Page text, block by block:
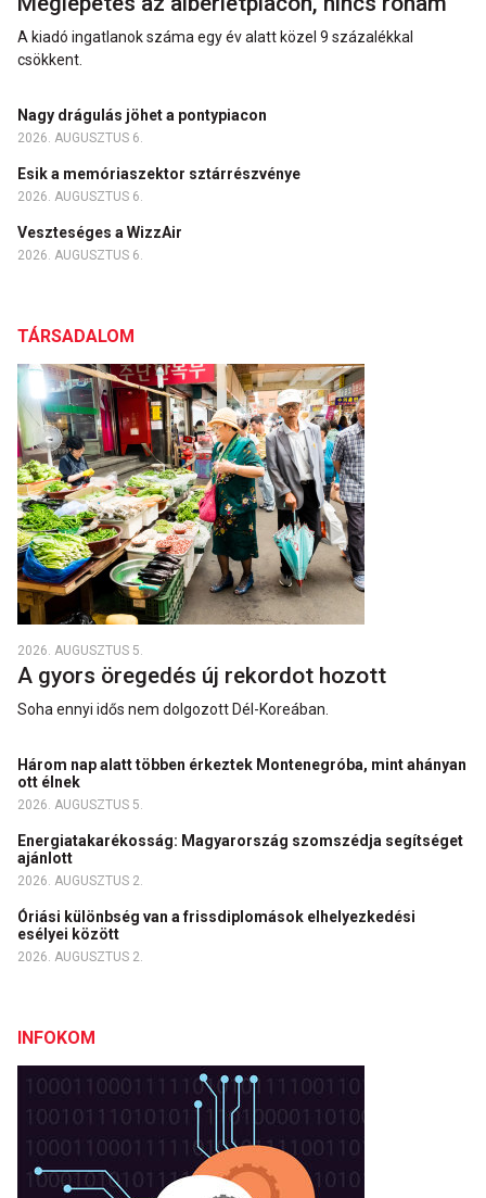
A kiadó ingatlanok száma egy év alatt közel 9 százalékkal
csökkent.
Nagy drágulás jöhet a pontypiacon
2026. AUGUSZTUS 6.
Esik a memóriaszektor sztárrészvénye
2026. AUGUSZTUS 6.
Veszteséges a WizzAir
2026. AUGUSZTUS 6.
TÁRSADALOM
2026. AUGUSZTUS 5.
A gyors öregedés új rekordot hozott
Soha ennyi idős nem dolgozott Dél-Koreában.
Három nap alatt többen érkeztek Montenegróba, mint ahányan
ott élnek
2026. AUGUSZTUS 5.
Energiatakarékosság: Magyarország szomszédja segítséget
ajánlott
2026. AUGUSZTUS 2.
Óriási különbség van a frissdiplomások elhelyezkedési
esélyei között
2026. AUGUSZTUS 2.
INFOKOM